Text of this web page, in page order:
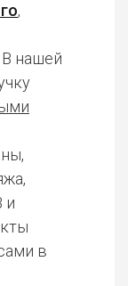
,
нашей
и
в